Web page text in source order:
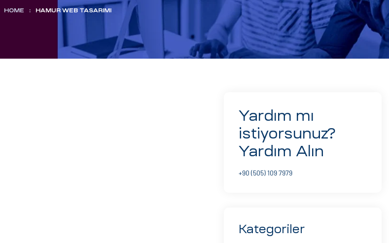
HOME : HAMUR WEB TASARIMI
Yardım mı
istiyorsunuz?
Yardım Alın
+90 (505) 109 7979
Kategoriler